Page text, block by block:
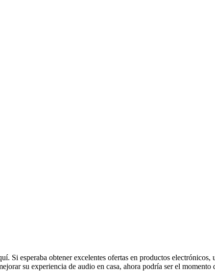
esperaba obtener excelentes ofertas en productos electrónicos,
su experiencia de audio en casa, ahora podría ser el momento